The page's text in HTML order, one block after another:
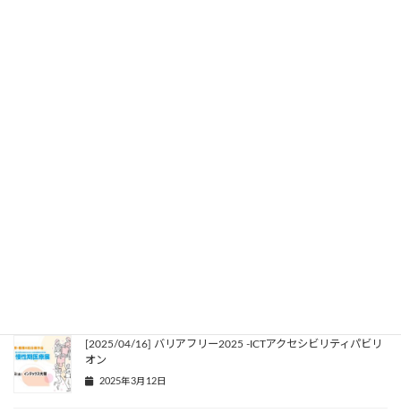
[2025/04/16] バリアフリー2025 -ICTアクセシビリティパビリ
オン
2025年3月12日